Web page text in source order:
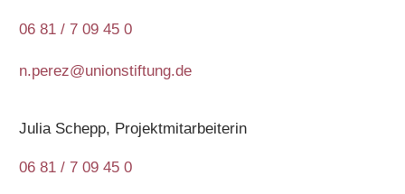
06 81 / 7 09 45 0
n.perez@unionstiftung.de
Julia Schepp, Projektmitarbeiterin
06 81 / 7 09 45 0